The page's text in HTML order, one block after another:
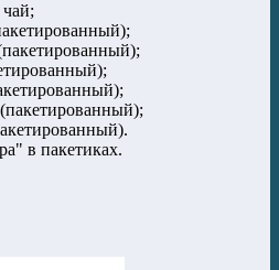
в пакетиках.